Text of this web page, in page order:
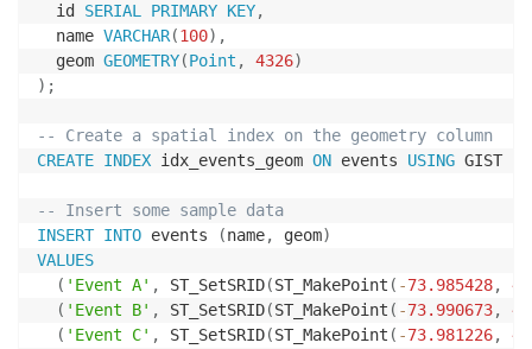
  id
SERIAL PRIMARY KEY,
  name
VARCHAR(100) ,
  geom
GEOMETRY(Point , 4326)
) ;
-- Create a spatial index on the geometry column
CREATE INDEX idx_events_geom ON events USING GIST
-- Insert some sample data
INSERT INTO events (name, geom)
VALUES
( 'Event A' , ST_SetSRID(ST_MakePoint ( -73.985428,
( 'Event B' , ST_SetSRID(ST_MakePoint ( -73.990673,
( 'Event C' , ST_SetSRID(ST_MakePoint ( -73.981226,